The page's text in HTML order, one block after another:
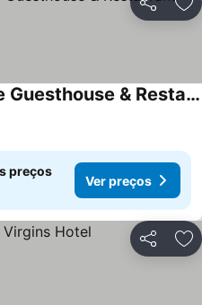
Partilhar
Natural Bamboo Village Guesthouse & Restaurant
preços
Ver preços
Partilhar